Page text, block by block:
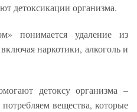
детоксикации организма.
понимается удаление из
наркотики, алкоголь и
детоксу организма –
вещества, которые